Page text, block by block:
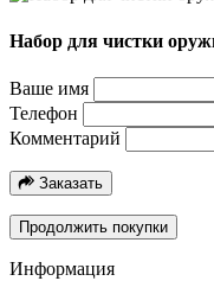
Набор для чистки
Ваше имя
Телефон
Комментарий
Заказать
Продолжить покупки
Информация